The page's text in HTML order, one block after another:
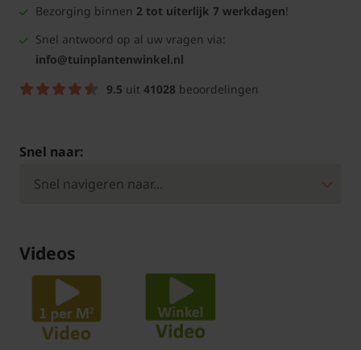
Bezorging binnen 2 tot uiterlijk 7 werkdagen!
Snel antwoord op al uw vragen via:
info@tuinplantenwinkel.nl
9.5 uit 41028 beoordelingen
Snel naar:
Videos